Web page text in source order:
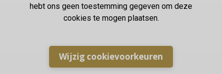
hebt ons geen toestemming gegeven om deze
cookies te mogen plaatsen.
Wijzig cookievoorkeuren